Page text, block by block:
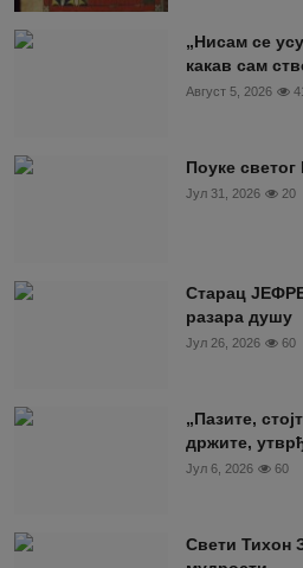
„Нисам се
какав сам
Август 5, 2026
Поуке
Јул 31, 2026 20
Старац
разара душу
Јул 26, 2026 60
„Пазите,
држите,
Јул 6, 2026 60
Свети Тихон